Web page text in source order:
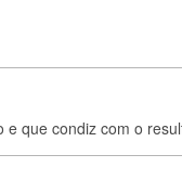
que condiz com o